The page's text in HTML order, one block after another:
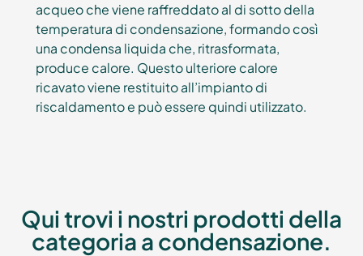
acqueo che viene raffreddato al di sotto della
temperatura di condensazione, formando così
una condensa liquida che, ritrasformata,
produce calore. Questo ulteriore calore
ricavato viene restituito all’impianto di
riscaldamento e può essere quindi utilizzato.
Qui trovi i nostri prodotti della
categoria a condensazione.